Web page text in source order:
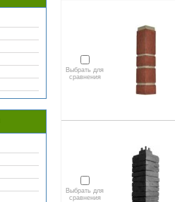
Выбрать для
сравнения
Выбрать для
сравнения